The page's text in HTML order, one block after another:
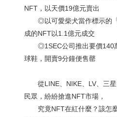
NFT，以天價19億元賣出
◎以可愛柴犬當作標示的「
成的NFT以1.1億元成交
◎1SEC公司推出要價140
球鞋，開賣9分鐘便售罄
從LINE、NIKE、LV、三星
民眾，紛紛搶進NFT市場，
究竟NFT在紅什麼？該怎